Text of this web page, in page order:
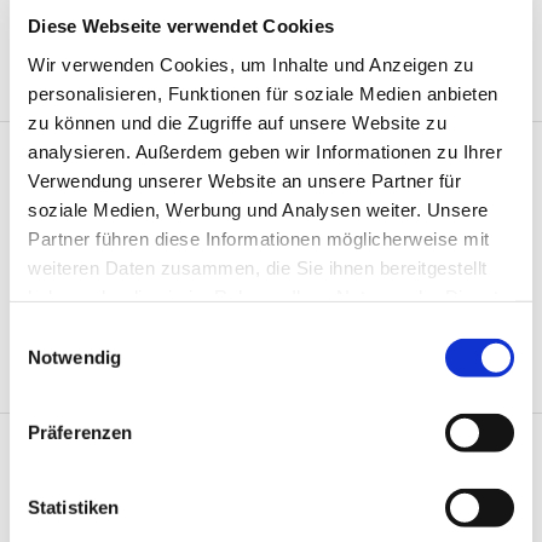
Diese Webseite verwendet Cookies
Wir verwenden Cookies, um Inhalte und Anzeigen zu
personalisieren, Funktionen für soziale Medien anbieten
zu können und die Zugriffe auf unsere Website zu
analysieren. Außerdem geben wir Informationen zu Ihrer
Verwendung unserer Website an unsere Partner für
soziale Medien, Werbung und Analysen weiter. Unsere
Partner führen diese Informationen möglicherweise mit
weiteren Daten zusammen, die Sie ihnen bereitgestellt
Notwendig
Präferenzen
Statistiken
05.08.2026 |Vorarlberg Insolvenzen
Millionenschweres Sanierungsverfahren über Mustafa Kurt ist
gescheitert - Hintergründe offen - jetzt läuft ein Konkursverfahren
Im Vorjahr wurden diverse Organisationen und Initiativen mit